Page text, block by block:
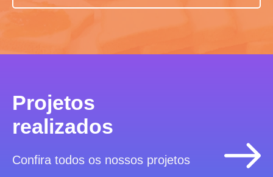
Projetos
realizados
Confira todos os nossos projetos